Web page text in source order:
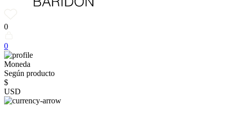
0
0
Moneda
Según producto
$
USD